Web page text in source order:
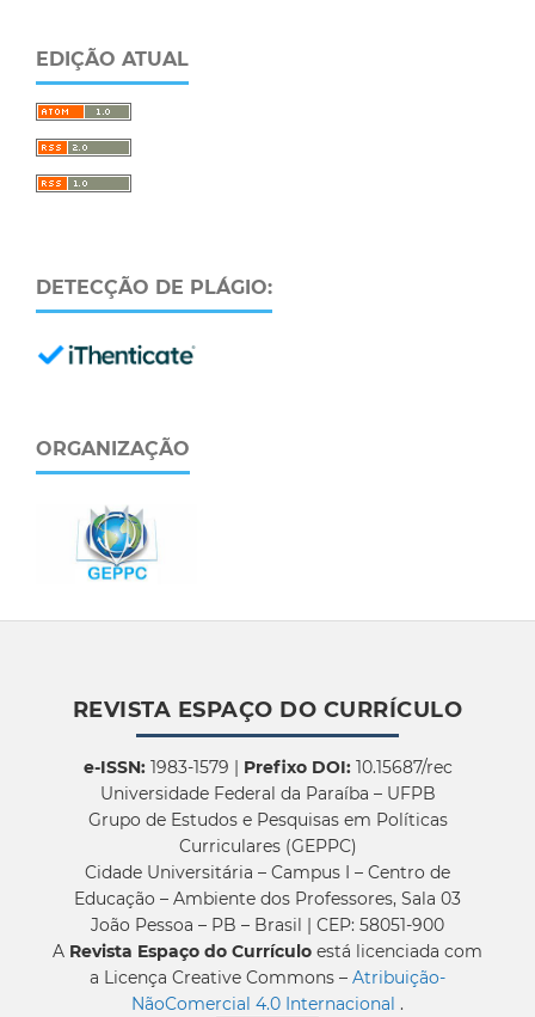
EDIÇÃO ATUAL
DETECÇÃO DE PLÁGIO:
ORGANIZAÇÃO
REVISTA ESPAÇO DO CURRÍCULO
e-ISSN:1983-1579 | Prefixo DOI:10.15687/rec
Universidade Federal da Paraíba – UFPB
Grupo de Estudos e Pesquisas em Políticas
Curriculares (GEPPC)
Cidade Universitária – Campus I – Centro de
Educação – Ambiente dos Professores, Sala 03
João Pessoa – PB – Brasil | CEP: 58051-900
A Revista Espaço do Currículo está licenciada com
a Licença Creative Commons – Atribuição-
NãoComercial 4.0 Internacional .